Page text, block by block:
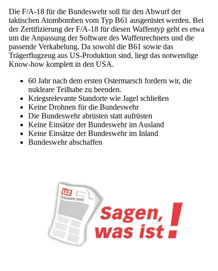
Die F/A-18 für die Bundeswehr soll für den Abwurf der
taktischen Atombomben vom Typ B61 ausgerüstet werden. Bei
der Zertifizierung der F/A-18 für diesen Waffentyp geht es etwa
um die Anpassung der Software des Waffenrechners und die
passende Verkabelung. Da sowohl die B61 sowie das
Trägerflugzeug aus US-Produktion sind, liegt das notwendige
Know-how komplett in den USA.
60 Jahr nach dem ersten Ostermarsch fordern wir, die
nukleare Teilhabe zu beenden.
Kriegsrelevante Standorte wie Jagel schließen
Keine Drohnen für die Bundeswehr
Die Bundeswehr abrüsten statt aufrüsten
Keine Einsätze der Bundeswehr im Ausland
Keine Einsätze der Bundeswehr im Inland
Bundeswehr abschaffen